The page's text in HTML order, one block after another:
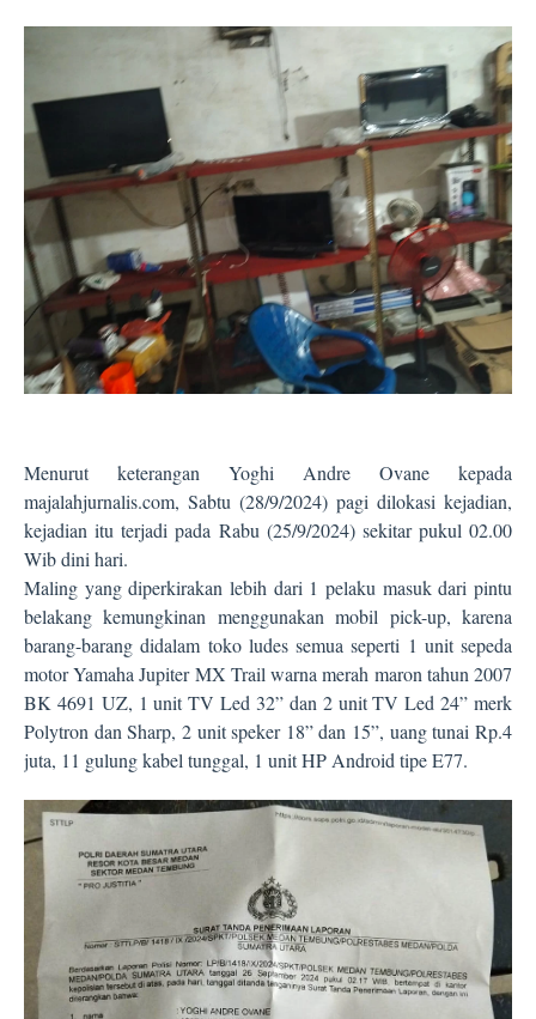
Menurut keterangan Yoghi Andre Ovane kepada
majalahjurnalis.com, Sabtu (28/9/2024) pagi dilokasi kejadian,
kejadian itu terjadi pada Rabu (25/9/2024) sekitar pukul 02.00
Wib dini hari.
Maling yang diperkirakan lebih dari 1 pelaku masuk dari pintu
belakang kemungkinan menggunakan mobil pick-up, karena
barang-barang didalam toko ludes semua seperti 1 unit sepeda
motor Yamaha Jupiter MX Trail warna merah maron tahun 2007
BK 4691 UZ, 1 unit TV Led 32” dan 2 unit TV Led 24” merk
Polytron dan Sharp, 2 unit speker 18” dan 15”, uang tunai Rp.4
juta, 11 gulung kabel tunggal, 1 unit HP Android tipe E77.